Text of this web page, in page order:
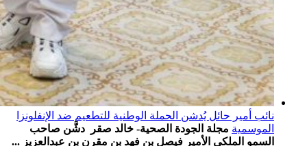
نائب أمير حائل يُدشن الحملة الوطنية للتطعيم ضد الإنفلونزا
الموسمية مجلة الجودة الصحية- خالد صقر دشَّن صاحب
السمو الملكي الأمير فيصل بن فهد بن مقرن بن عبدالعزيز ...